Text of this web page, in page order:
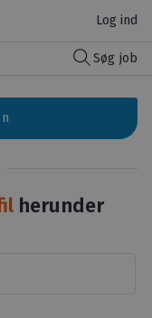
Log ind
Søg job
herunder